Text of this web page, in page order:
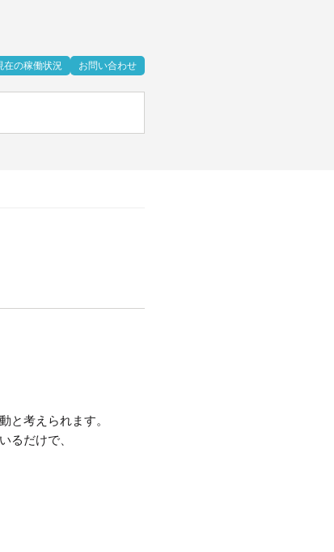
在の稼働状況 お問い合わせ
と考えられます。
るだけで、